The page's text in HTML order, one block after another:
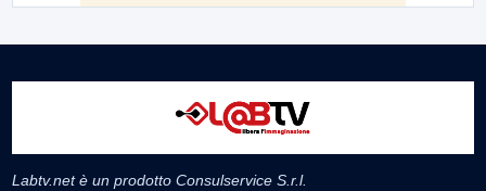
Labtv.net è un prodotto Consulservice S.r.l.